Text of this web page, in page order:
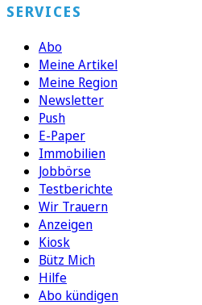
SERVICES
Abo
Meine Artikel
Meine Region
Newsletter
Push
E-Paper
Immobilien
Jobbörse
Testberichte
Wir Trauern
Anzeigen
Kiosk
Bütz Mich
Hilfe
Abo kündigen